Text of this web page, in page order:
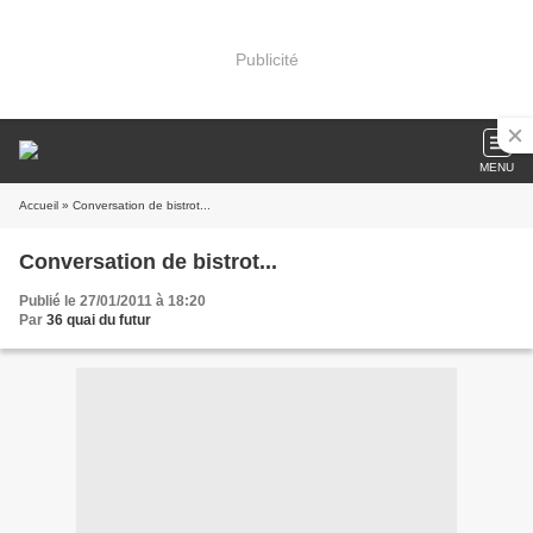
Publicité
MENU
Accueil » Conversation de bistrot...
Conversation de bistrot...
Publié le 27/01/2011 à 18:20
Par 36 quai du futur